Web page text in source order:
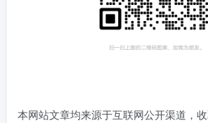
本网站文章均来源于互联网公开渠道，